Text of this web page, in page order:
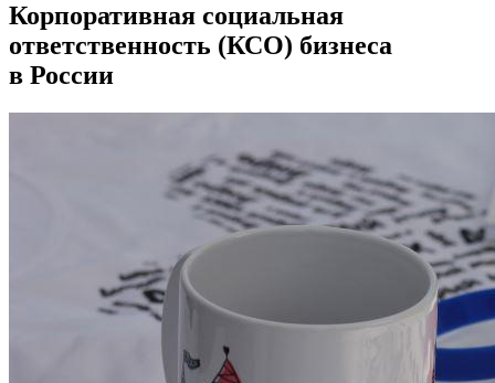
Корпоративная социальная
ответственность (КСО) бизнеса
в России